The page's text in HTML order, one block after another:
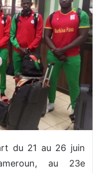
du 21 au 26 juin
au 23e